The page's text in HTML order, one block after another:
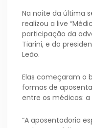
Na noite da última
realizou a live
participação da
Tiarini, e da
Leão.
Elas começaram o
formas de
entre os médicos: a
“A aposentadoria